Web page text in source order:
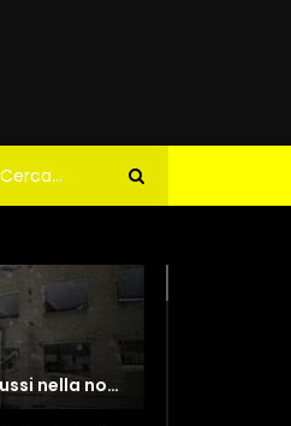
Ucraina, attacchi russi nella notte su Mykolaiv e Zaporizhzhia: le immagini dei palazzi sventrati